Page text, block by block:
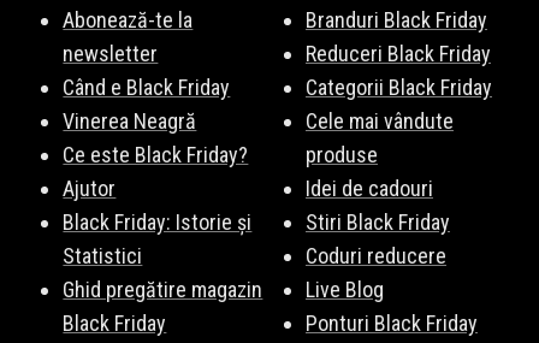
Abonează-te la
newsletter
Când e Black Friday
Vinerea Neagră
Ce este Black Friday?
Ajutor
Black Friday: Istorie și
Statistici
Ghid pregătire magazin
Black Friday
Branduri Black Friday
Reduceri Black Friday
Categorii Black Friday
Cele mai vândute
produse
Idei de cadouri
Stiri Black Friday
Coduri reducere
Live Blog
Ponturi Black Friday